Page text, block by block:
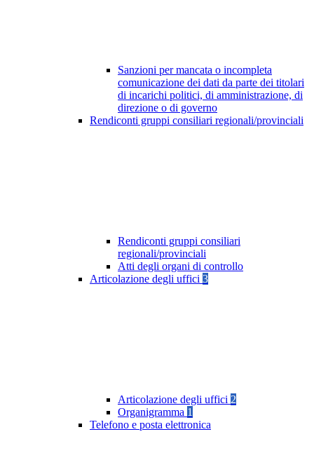
Sanzioni per mancata o incompleta
comunicazione dei dati da parte dei titolari
di incarichi politici, di amministrazione, di
direzione o di governo
Rendiconti gruppi consiliari regionali/provinciali
Rendiconti gruppi consiliari
regionali/provinciali
Atti degli organi di controllo
Articolazione degli uffici 3
Articolazione degli uffici 2
Organigramma 1
Telefono e posta elettronica